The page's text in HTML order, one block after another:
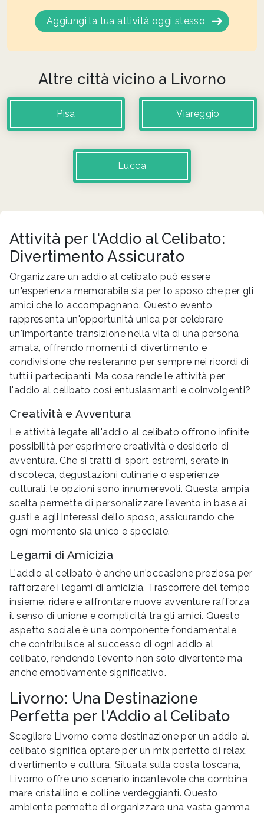
Aggiungi la tua attività oggi stesso
Altre città vicino a Livorno
Pisa Viareggio
Lucca
Attività per l'Addio al Celibato:
Divertimento Assicurato
Organizzare un addio al celibato può essere
un'esperienza memorabile sia per lo sposo che per gli
amici che lo accompagnano. Questo evento
rappresenta un'opportunità unica per celebrare
un'importante transizione nella vita di una persona
amata, offrendo momenti di divertimento e
condivisione che resteranno per sempre nei ricordi di
tutti i partecipanti. Ma cosa rende le attività per
l'addio al celibato così entusiasmanti e coinvolgenti?
Creatività e Avventura
Le attività legate all'addio al celibato offrono infinite
possibilità per esprimere creatività e desiderio di
avventura. Che si tratti di sport estremi, serate in
discoteca, degustazioni culinarie o esperienze
culturali, le opzioni sono innumerevoli. Questa ampia
scelta permette di personalizzare l'evento in base ai
gusti e agli interessi dello sposo, assicurando che
ogni momento sia unico e speciale.
Legami di Amicizia
L'addio al celibato è anche un'occasione preziosa per
rafforzare i legami di amicizia. Trascorrere del tempo
insieme, ridere e affrontare nuove avventure rafforza
il senso di unione e complicità tra gli amici. Questo
aspetto sociale è una componente fondamentale
che contribuisce al successo di ogni addio al
celibato, rendendo l'evento non solo divertente ma
anche emotivamente significativo.
Livorno: Una Destinazione
Perfetta per l'Addio al Celibato
Scegliere Livorno come destinazione per un addio al
celibato significa optare per un mix perfetto di relax,
divertimento e cultura. Situata sulla costa toscana,
Livorno offre uno scenario incantevole che combina
mare cristallino e colline verdeggianti. Questo
ambiente permette di organizzare una vasta gamma